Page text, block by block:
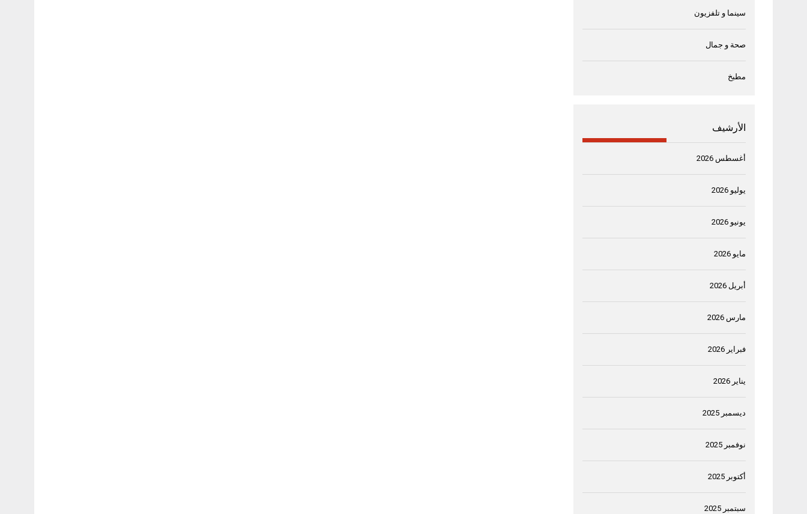
سينما و تلفزيون
صحة و جمال
مطبخ
الأرشيف
أغسطس 2026
يوليو 2026
يونيو 2026
مايو 2026
أبريل 2026
مارس 2026
فبراير 2026
يناير 2026
ديسمبر 2025
نوفمبر 2025
أكتوبر 2025
سبتمبر 2025